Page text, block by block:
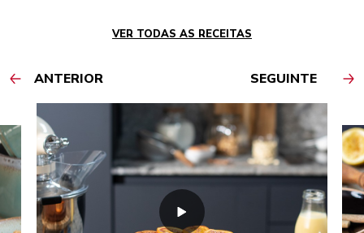
VER TODAS AS RECEITAS
ANTERIOR SEGUINTE